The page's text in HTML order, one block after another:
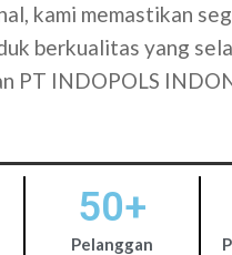
kami memastikan
berkualitas yang
PT INDOPOLS
50+
Pelanggan